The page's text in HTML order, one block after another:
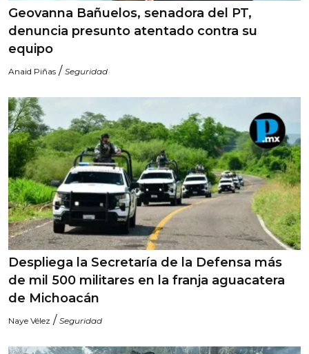
Geovanna Bañuelos, senadora del PT,
denuncia presunto atentado contra su
equipo
Anaid Piñas / Seguridad
Despliega la Secretaría de la Defensa más
de mil 500 militares en la franja aguacatera
de Michoacán
Naye Vélez / Seguridad